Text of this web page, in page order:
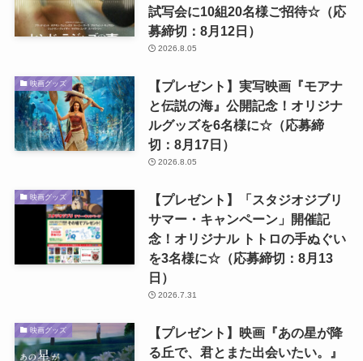
試写会に10組20名様ご招待☆（応
募締切：8月12日）
2026.8.05
映画グッズ
【プレゼント】実写映画『モアナ
と伝説の海』公開記念！オリジナ
ルグッズを6名様に☆（応募締
切：8月17日）
2026.8.05
映画グッズ
【プレゼント】「スタジオジブリ
サマー・キャンペーン」開催記
念！オリジナル トトロの手ぬぐい
を3名様に☆（応募締切：8月13
日）
2026.7.31
映画グッズ
【プレゼント】映画『あの星が降
る丘で、君とまた出会いたい。』